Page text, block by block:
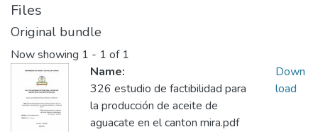
Files
Original bundle
Now showing 1 - 1 of 1
Name:
326 estudio de factibilidad para
la producción de aceite de
aguacate en el canton mira.pdf
Down
load